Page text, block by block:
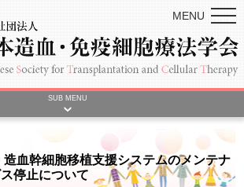
MENU
SUB MENU
造血幹細胞移植支援システムのメンテナ
停止について